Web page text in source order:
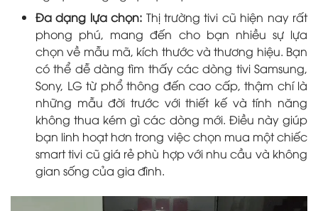
Đa dạng lựa chọn: Thị trường tivi cũ hiện nay rất
phong phú, mang đến cho bạn nhiều sự lựa
chọn về mẫu mã, kích thước và thương hiệu. Bạn
có thể dễ dàng tìm thấy các dòng tivi Samsung,
Sony, LG từ phổ thông đến cao cấp, thậm chí là
những mẫu đời trước với thiết kế và tính năng
không thua kém gì các dòng mới. Điều này giúp
bạn linh hoạt hơn trong việc chọn mua một chiếc
smart tivi cũ giá rẻ phù hợp với nhu cầu và không
gian sống của gia đình.